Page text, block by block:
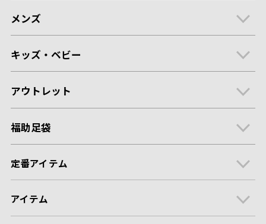
メンズ
キッズ・ベビー
アウトレット
福助足袋
定番アイテム
アイテム